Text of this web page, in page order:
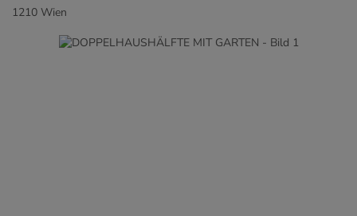
1210 Wien